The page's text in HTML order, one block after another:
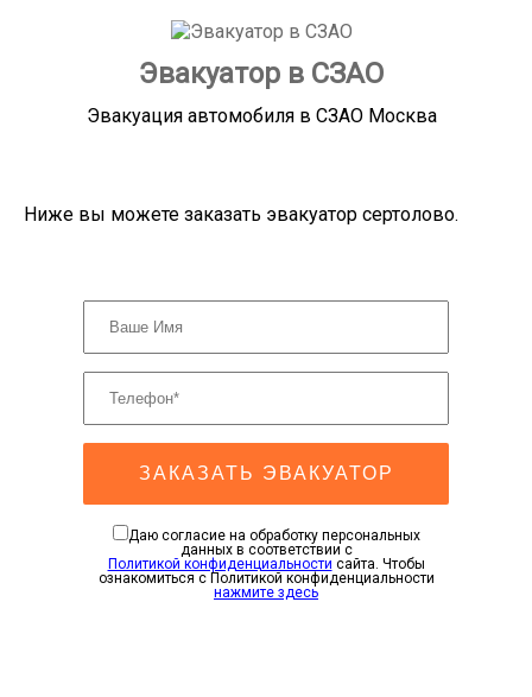
Эвакуатор в СЗАО
Эвакуация автомобиля в СЗАО Москва
Ниже вы можете заказать эвакуатор сертолово.
ЗАКАЗАТЬ ЭВАКУАТОР
Даю согласие на обработку персональных
данных в соответствии с
Политикой конфиденциальности сайта. Чтобы
ознакомиться с Политикой конфиденциальности
нажмите здесь